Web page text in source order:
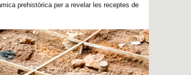
prehistòrica per a revelar les receptes de